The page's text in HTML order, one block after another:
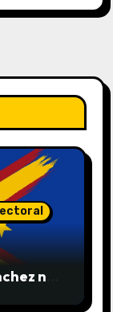
no